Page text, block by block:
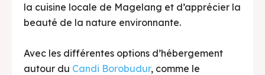
la cuisine locale de Magelang et d’apprécier la
beauté de la nature environnante.
Avec les différentes options d’hébergement
autour du Candi Borobudur, comme le